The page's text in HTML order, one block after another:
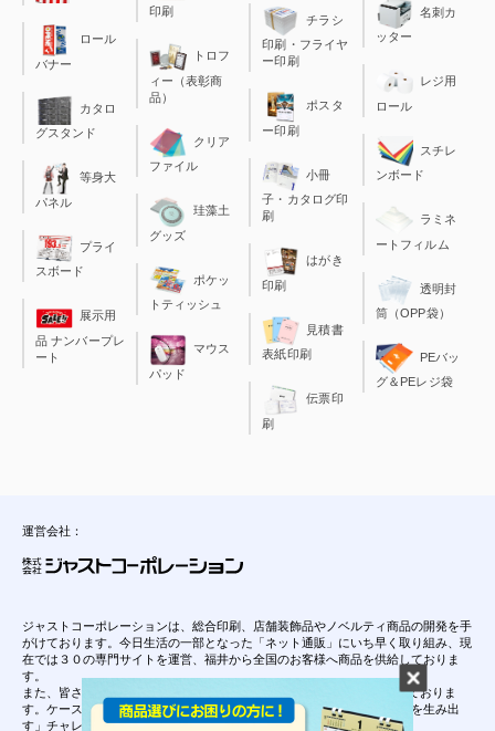
ロール
バナー
カタロ
グスタンド
等身大
パネル
プライ
スボード
展示用
品 ナンバープレ
ート
印刷
トロフ
ィー（表彰商
品）
クリア
ファイル
珪藻土
グッズ
ポケッ
トティッシュ
マウス
パッド
チラシ
印刷・フライヤ
ー印刷
ポスタ
ー印刷
小冊
子・カタログ印
刷
はがき
印刷
見積書
表紙印刷
伝票印
刷
名刺カ
ッター
レジ用
ロール
スチレ
ンボード
ラミネ
ートフィルム
透明封
筒（OPP袋）
PEバッ
グ＆PEレジ袋
運営会社：
ジャストコーポレーションは、総合印刷、店舗装飾品やノベルティ商品の開発を手
がけております。今日生活の一部となった「ネット通販」にいち早く取り組み、現
在では３０の専門サイトを運営、福井から全国のお客様へ商品を供給しておりま
す。
また、皆さんご存知の”レンタルケース”は、当社が開発し特許を保持しておりま
す。ケースの開発が様々な事業展開をするきっかけとなり、「０から１を生み出
す」チャレンジ精神は、当社の理念となっております。